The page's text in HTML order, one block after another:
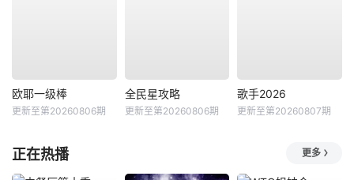
欧耶一级棒
更新至第20260806期
全民星攻略
更新至第20260806期
歌手2026
更新至第20260807期
正在热播 更多